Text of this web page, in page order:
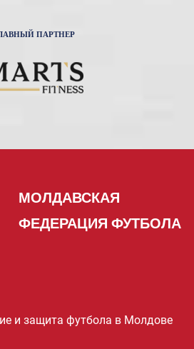
ПАРТНЕР
МОЛДАВСКАЯ
ФЕДЕРАЦИЯ ФУТБОЛА
и защита футбола в Молдове